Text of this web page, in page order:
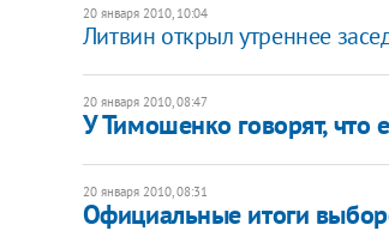
20 января 2010, 10:04
Литвин открыл утреннее
20 января 2010, 08:47
У Тимошенко говорят, что
20 января 2010, 08:31
Официальные итоги